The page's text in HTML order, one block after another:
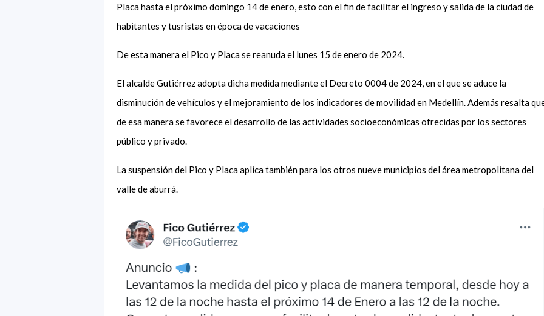
Placa hasta el próximo domingo 14 de enero, esto con el fin de facilitar el ingreso y salida de la ciudad de
habitantes y tusristas en época de vacaciones
De esta manera el Pico y Placa se reanuda el lunes 15 de enero de 2024.
El alcalde Gutiérrez adopta dicha medida mediante el Decreto 0004 de 2024, en el que se aduce la
disminución de vehículos y el mejoramiento de los indicadores de movilidad en Medellín. Además resalta
de esa manera se favorece el desarrollo de las actividades socioeconómicas ofrecidas por los sectores
público y privado.
La suspensión del Pico y Placa aplica también para los otros nueve municipios del área metropolitana del
valle de aburrá.